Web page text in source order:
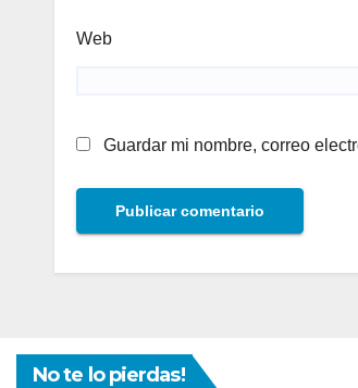
Web
Guardar mi nombre, correo
No te lo pierdas!